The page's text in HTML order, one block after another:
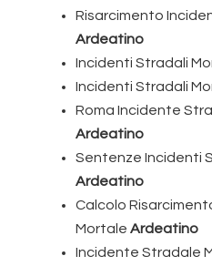
Risarcimento
Ardeatino
Incidenti Stradali
Incidenti Stradali
Roma Incidente
Ardeatino
Sentenze Incidenti
Ardeatino
Calcolo
MortaleArdeatino
Incidente Stradale